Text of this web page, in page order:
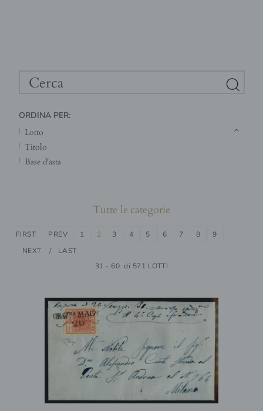
ORDINA PER:
lotto
titolo
base d'asta
Tutte le categorie
31 - 60 di 571 LOTTI
FIRST PREV 1 2 3 4 5 6 7 8
9
NEXT
LAST